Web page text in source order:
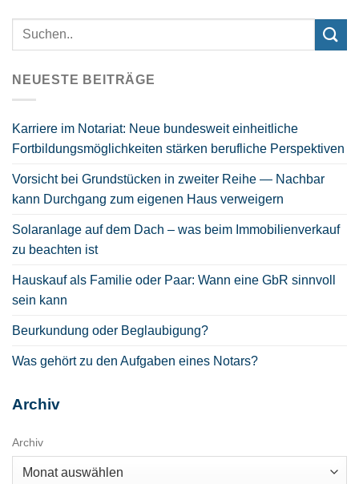
NEUESTE BEITRÄGE
Karriere im Notariat: Neue bundesweit einheitliche
Fortbildungsmöglichkeiten stärken berufliche Perspektiven
Vorsicht bei Grundstücken in zweiter Reihe — Nachbar
kann Durchgang zum eigenen Haus verweigern
Solaranlage auf dem Dach – was beim Immobilienverkauf
zu beachten ist
Hauskauf als Familie oder Paar: Wann eine GbR sinnvoll
sein kann
Beurkundung oder Beglaubigung?
Was gehört zu den Aufgaben eines Notars?
Archiv
Archiv